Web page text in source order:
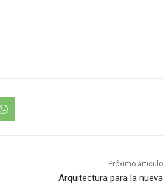
Próximo articulo
Arquitectura para la nueva